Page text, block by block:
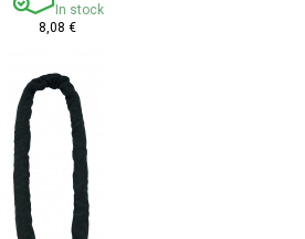
In stock
8,08 €